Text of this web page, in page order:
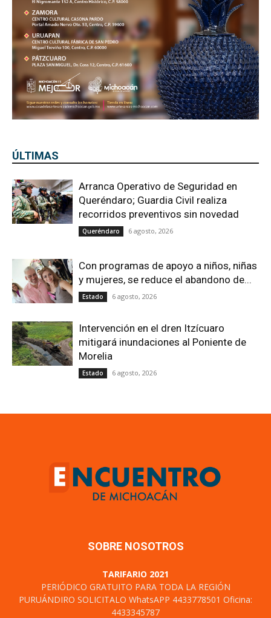
ÚLTIMAS
Arranca Operativo de Seguridad en
Queréndaro; Guardia Civil realiza
recorridos preventivos sin novedad
Queréndaro 6 agosto, 2026
Con programas de apoyo a niños, niñas
y mujeres, se reduce el abandono de...
Estado 6 agosto, 2026
Intervención en el dren Itzícuaro
mitigará inundaciones al Poniente de
Morelia
Estado 6 agosto, 2026
SOBRE NOSOTROS
TARIFARIO 2021
PERIÓDICO GRATUITO PARA TODA LA REGIÓN
PURUÁNDIRO SOLICITALO WhatsAPP 4433778501 Oficina:
4433345787